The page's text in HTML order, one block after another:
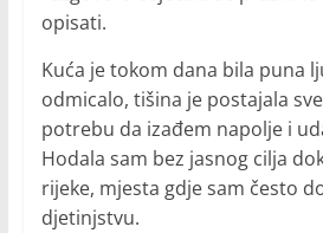
opisati.
Kuća je tokom dana bila puna
odmicalo, tišina je postajala
potrebu da izađem napolje i
Hodala sam bez jasnog cilja
rijeke, mjesta gdje sam često
djetinjstvu.